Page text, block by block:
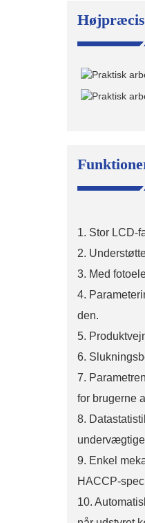
1. Stor LCD-
2.
3. Med
4.
den.
5.
6.
7.
for brugerne
8.
9. Enkel
HACCP-
10.